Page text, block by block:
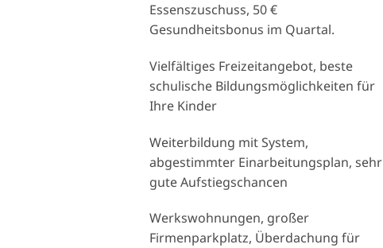
Essenszuschuss, 50 €
Gesundheitsbonus im Quartal.
Vielfältiges Freizeitangebot, beste
schulische Bildungsmöglichkeiten für
Ihre Kinder
Weiterbildung mit System,
abgestimmter Einarbeitungsplan, sehr
gute Aufstiegschancen
Werkswohnungen, großer
Firmenparkplatz, Überdachung für